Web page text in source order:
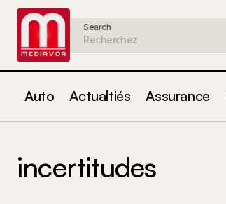
Search
Auto Actualtiés Assurance
incertitudes